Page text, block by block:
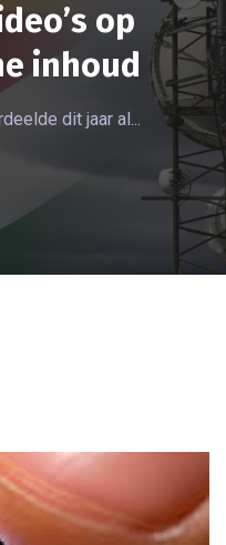
op
inhoud
dit jaar al...